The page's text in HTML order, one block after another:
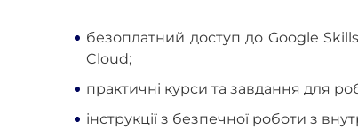
безоплатний доступ до Google
Cloud;
практичні курси та завдання для
інструкції з безпечної роботи з